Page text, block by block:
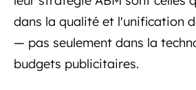
dans la qualité et l'unification
— pas seulement dans la
budgets publicitaires.